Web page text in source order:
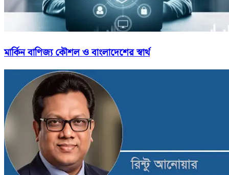
মার্কিন বাণিজ্য কৌশল ও বাংলাদেশের স্বার্থ